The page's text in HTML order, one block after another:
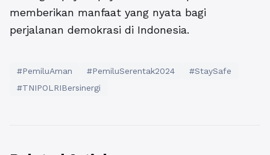
memberikan manfaat yang nyata bagi
perjalanan demokrasi di Indonesia.
#PemiluAman #PemiluSerentak2024
#StaySafe
#TNIPOLRIBersinergi